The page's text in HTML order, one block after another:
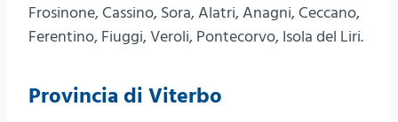
Frosinone, Cassino, Sora, Alatri, Anagni, Ceccano,
Ferentino, Fiuggi, Veroli, Pontecorvo, Isola del Liri.
Provincia di Viterbo